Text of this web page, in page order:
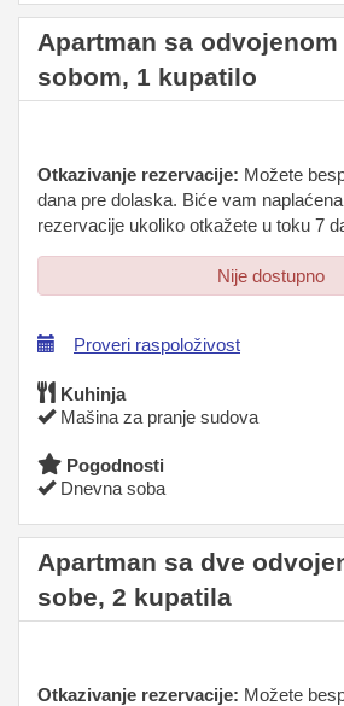
Apartman sa
sobom, 1 kupatilo
Otkazivanje rezervacije: Možete
dana pre dolaska. Biće vam
rezervacije ukoliko otkažete u toku 7
Nije dostupno
Proveri raspoloživost
Kuhinja
Mašina za pranje sudova
Pogodnosti
Dnevna soba
Apartman sa dve
sobe, 2 kupatila
Otkazivanje rezervacije: Možete